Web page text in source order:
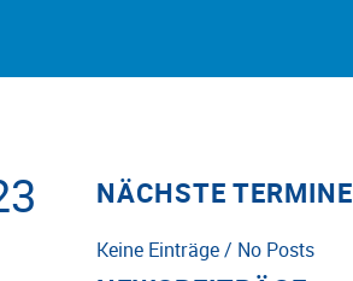
NÄCHSTE TERMINE
Keine Einträge / No Posts